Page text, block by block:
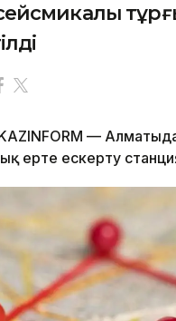
— Алматыда
ерте ескерту